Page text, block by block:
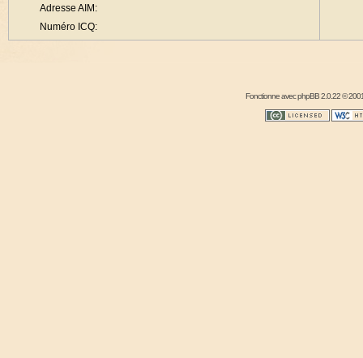
Adresse AIM:
Numéro ICQ:
Fonctionne avecphpBB2.0.22 ©